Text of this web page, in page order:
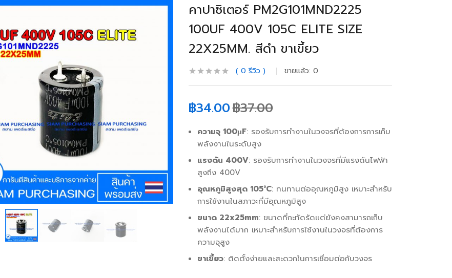
คาปาซิเตอร์ PM2G101MND2225
100UF 400V 105C ELITE SIZE
22X25MM. สีดำ ขาเขี้ยว
0 รีวิว ขายแล้ว: 0
฿34.00฿37.00
ความจุ 100µF: รองรับการทำงานในวงจรที่ต้องการการเก็บ
พลังงานในระดับสูง
แรงดัน 400V: รองรับการทำงานในวงจรที่มีแรงดันไฟฟ้า
สูงถึง 400V
อุณหภูมิสูงสุด 105°C: ทนทานต่ออุณหภูมิสูง เหมาะสำหรับ
การใช้งานในสภาวะที่มีอุณหภูมิสูง
ขนาด 22x25mm: ขนาดที่กะทัดรัดแต่ยังคงสามารถเก็บ
พลังงานได้มาก เหมาะสำหรับการใช้งานในวงจรที่ต้องการ
ความจุสูง
ขาเขี้ยว: ติดตั้งง่ายและสะดวกในการเชื่อมต่อกับวงจร